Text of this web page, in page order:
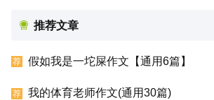
推荐文章
荐 假如我是一坨屎作文【通用6篇】
荐 我的体育老师作文(通用30篇)